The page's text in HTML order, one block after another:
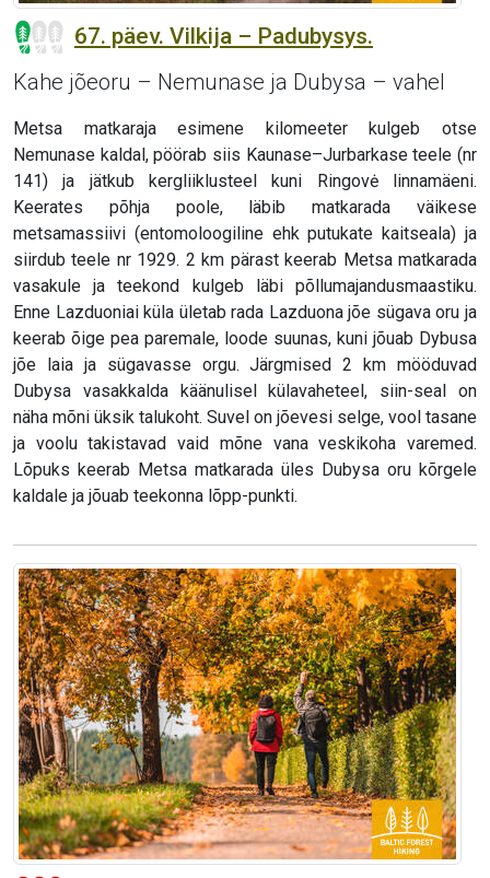
67. päev. Vilkija – Padubysys.
Kahe jõeoru – Nemunase ja Dubysa – vahel
Metsa matkaraja esimene kilomeeter kulgeb otse
Nemunase kaldal, pöörab siis Kaunase–Jurbarkase teele (nr
141) ja jätkub kergliiklusteel kuni Ringovė linnamäeni.
Keerates põhja poole, läbib matkarada väikese
metsamassiivi (entomoloogiline ehk putukate kaitseala) ja
siirdub teele nr 1929. 2 km pärast keerab Metsa matkarada
vasakule ja teekond kulgeb läbi põllumajandusmaastiku.
Enne Lazduoniai küla ületab rada Lazduona jõe sügava oru ja
keerab õige pea paremale, loode suunas, kuni jõuab Dybusa
jõe laia ja sügavasse orgu. Järgmised 2 km mööduvad
Dubysa vasakkalda käänulisel külavaheteel, siin-seal on
näha mõni üksik talukoht. Suvel on jõevesi selge, vool tasane
ja voolu takistavad vaid mõne vana veskikoha varemed.
Lõpuks keerab Metsa matkarada üles Dubysa oru kõrgele
kaldale ja jõuab teekonna lõpp-punkti.